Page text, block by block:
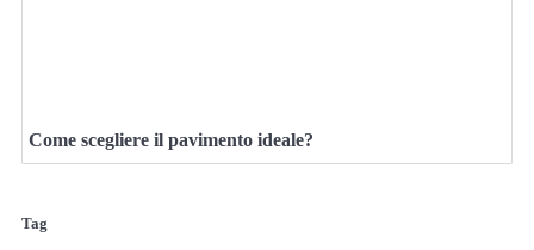
Come scegliere il pavimento ideale?
Tag